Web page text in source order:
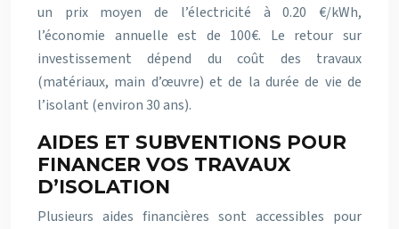
un prix moyen de l’électricité à 0.20 €/kWh,
l’économie annuelle est de 100€. Le retour sur
investissement dépend du coût des travaux
(matériaux, main d’œuvre) et de la durée de vie de
l’isolant (environ 30 ans).
AIDES ET SUBVENTIONS POUR
FINANCER VOS TRAVAUX
D’ISOLATION
Plusieurs aides financières sont accessibles pour